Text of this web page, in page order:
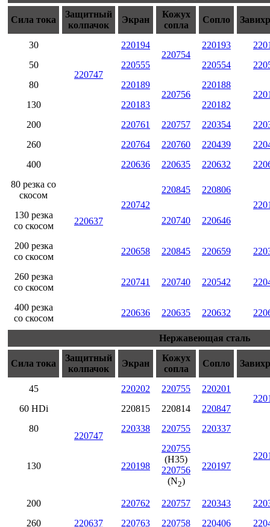
Сила тока
Защитный
колпачок
Экран
Кожух
сопла
Сопло
30
220747
220194
220754
220193
50
220555 220554
80
220189
220756
220188
130
220183
220182
200
220637
220761 220757 220354
260
220764 220760 220439
400
220636 220635 220632
80 резка со
скосом
220742
220845
220806
130 резка
со скосом
220740 220646
200 резка
со скосом
220658 220845 220659
260 резка
со скосом
220741 220740 220542
400 резка
со скосом
220636 220635 220632
Нержавеющая сталь
Сила тока
Защитный
колпачок
Экран
Кожух
сопла
Сопло
45
220747
220202 220755
220201
60 HDi
220815 220814
220847
80
220338 220755 220337
130
220198
220755
(H35)
220756
(N2)
220197
200
220637
220762 220757 220343
260
220763 220758 220406